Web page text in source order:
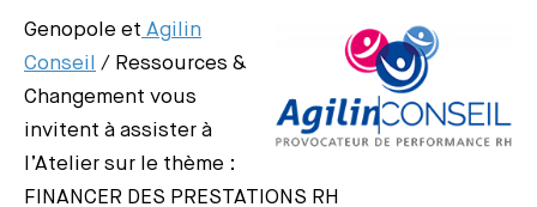
Genopole et Agilin
Conseil
/ Ressources &
Changement vous
invitent à assister à
l’Atelier sur le thème :
FINANCER DES PRESTATIONS RH